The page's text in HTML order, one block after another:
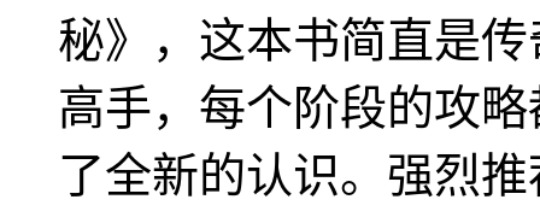
秘》，这本书简直是
高手，每个阶段的攻
了全新的认识。强烈